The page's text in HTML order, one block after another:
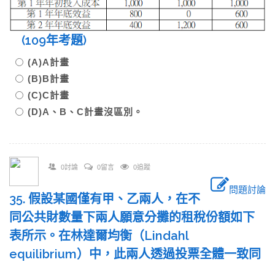
(109年考題)
(A)A計畫
(B)B計畫
(C)C計畫
(D)A、B、C計畫沒區別。
0討論 0留言 0追蹤
問題討論
35. 假設某國僅有甲、乙兩人，在不
同公共財數量下兩人願意分攤的租稅份額如下
表所示。在林達爾均衡（Lindahl
equilibrium）中，此兩人透過投票全體一致同